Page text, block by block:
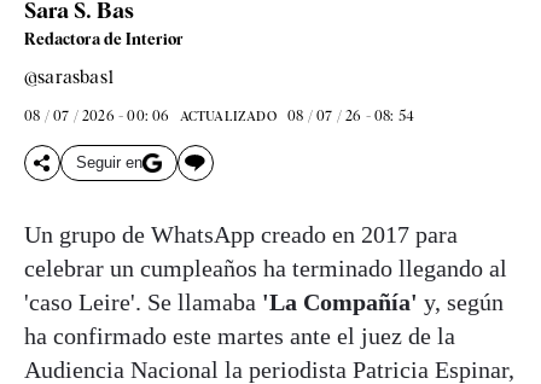
Sara S. Bas
Redactora de Interior
@sarasbas1
08 / 07 / 2026 - 00: 06 ACTUALIZADO 08 / 07 / 26 - 08: 54
Seguir en
Un grupo de WhatsApp creado en 2017 para
celebrar un cumpleaños ha terminado llegando al
'caso Leire'. Se llamaba 'La Compañía' y, según
ha confirmado este martes ante el juez de la
Audiencia Nacional la periodista Patricia Espinar,